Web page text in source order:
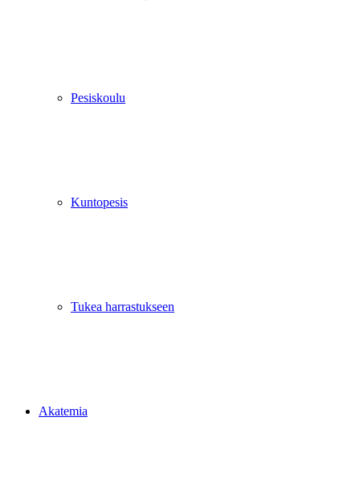
Pesiskoulu
Kuntopesis
Tukea harrastukseen
Akatemia